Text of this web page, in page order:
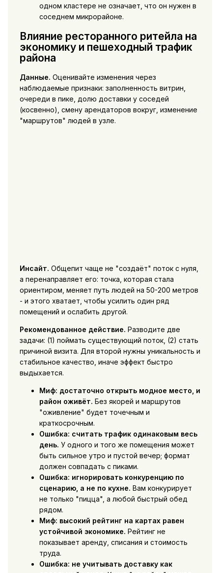
одном кластере не означает, что он нужен в
соседнем микрорайоне.
Влияние ресторанного ритейла на
экономику и пешеходный трафик
района
Данные. Оценивайте изменения через
наблюдаемые признаки: заполненность витрин,
очереди в пике, долю доставки у соседей
(косвенно), смену арендаторов вокруг, изменение
"маршрутов" людей в узле.
Инсайт. Общепит чаще не "создаёт" поток с нуля,
а перенаправляет его: точка, которая стала
ориентиром, меняет путь людей на 50-200 метров
- и этого хватает, чтобы усилить один ряд
помещений и ослабить другой.
Рекомендованное действие. Разводите две
задачи: (1) поймать существующий поток, (2) стать
причиной визита. Для второй нужны уникальность и
стабильное качество, иначе эффект быстро
выдыхается.
Миф: достаточно открыть модное место, и
район оживёт. Без якорей и маршрутов
"оживление" будет точечным и
краткосрочным.
Ошибка: считать трафик одинаковым весь
день. У одного и того же помещения может
быть сильное утро и пустой вечер; формат
должен совпадать с пиками.
Ошибка: игнорировать конкуренцию по
сценарию, а не по кухне. Вам конкурирует
не только "пицца", а любой быстрый обед
рядом.
Миф: высокий рейтинг на картах равен
устойчивой экономике. Рейтинг не
показывает аренду, списания и стоимость
труда.
Ошибка: не учитывать доставку как